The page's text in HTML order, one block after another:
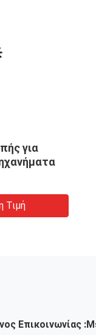
για
Τιμή
Επικοινωνίας :